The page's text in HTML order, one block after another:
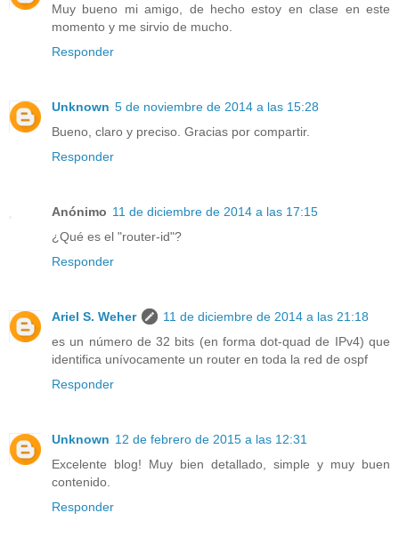
Muy bueno mi amigo, de hecho estoy en clase en este
momento y me sirvio de mucho.
Responder
Unknown 5 de noviembre de 2014 a las 15:28
Bueno, claro y preciso. Gracias por compartir.
Responder
Anónimo 11 de diciembre de 2014 a las 17:15
¿Qué es el "router-id"?
Responder
Ariel S. Weher
11 de diciembre de 2014 a las 21:18
es un número de 32 bits (en forma dot-quad de IPv4) que
identifica unívocamente un router en toda la red de ospf
Responder
Unknown 12 de febrero de 2015 a las 12:31
Excelente blog! Muy bien detallado, simple y muy buen
contenido.
Responder